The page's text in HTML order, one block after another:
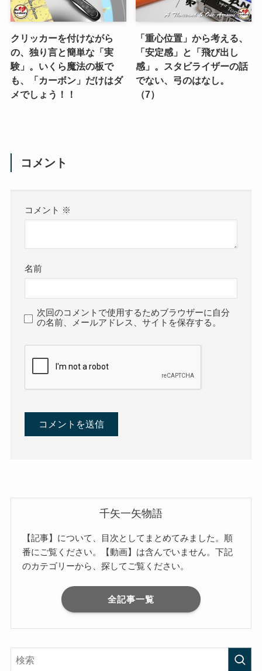
クリッカーを付けながら
の、独り言と簡単な「実
験」。いくら魔法の板で
も、「カーボン」だけはダ
メでしょう！！
「重心位置」から考える、
「安定感」と「飛び出し
感」。スタビライザーの話
でない、弓のはなし。
（7）
コメント
コメント ※
名前
次回のコメントで使用するためブラウザーに自分
の名前、メールアドレス、サイトを保存する。
千矢一矢物語
【記事】について、目次としてまとめてみました。順
番にご覧ください。【動画】は含んでいません。下記
のカテゴリーから、探してご覧ください。
全記事一覧